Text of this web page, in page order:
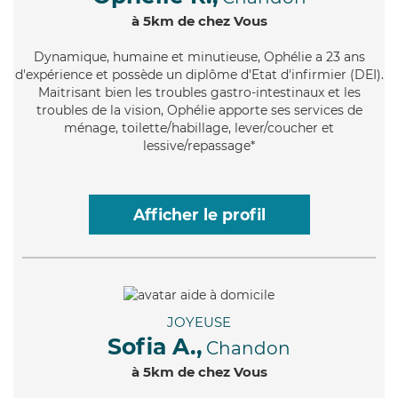
à 5km de chez Vous
Dynamique, humaine et minutieuse, Ophélie a 23 ans
d'expérience et possède un diplôme d'Etat d'infirmier (DEI).
Maitrisant bien les troubles gastro-intestinaux et les
troubles de la vision, Ophélie apporte ses services de
ménage, toilette/habillage, lever/coucher et
lessive/repassage*
Afficher le profil
JOYEUSE
Sofia A., Chandon
à 5km de chez Vous